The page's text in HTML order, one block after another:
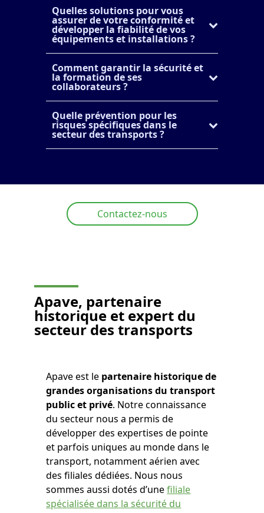
Quelles solutions pour vous
assurer de votre conformité et
développer la fiabilité de vos
équipements et installations ?
Comment garantir la sécurité et
la formation de ses
collaborateurs ?
Quelle prévention pour les
risques spécifiques dans le
secteur des transports ?
Contactez-nous
Apave, partenaire
historique et expert du
secteur des transports
Apave est le partenaire historique de
grandes organisations du transport
public et privé. Notre connaissance
du secteur nous a permis de
développer des expertises de pointe
et parfois uniques au monde dans le
transport, notamment aérien avec
des filiales dédiées. Nous nous
sommes aussi dotés d’unefiliale
spécialisée dans la sécurité du